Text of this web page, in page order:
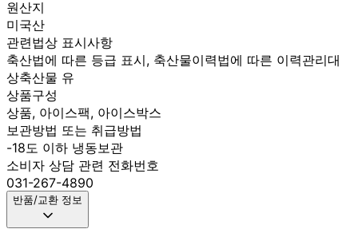
원산지
미국산
관련법상 표시사항
축산법에 따른 등급 표시, 축산물이력법에 따른 이력관리대
상축산물 유
상품구성
상품, 아이스팩, 아이스박스
보관방법 또는 취급방법
-18도 이하 냉동보관
소비자 상담 관련 전화번호
031-267-4890
반품/교환 정보